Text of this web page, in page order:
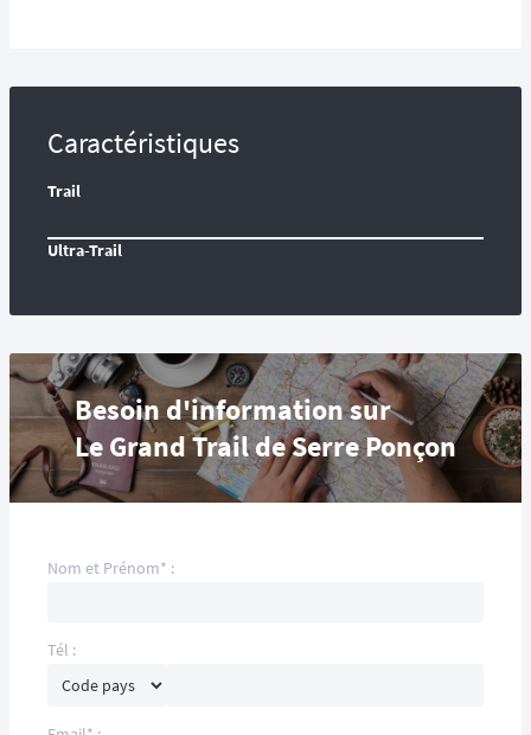
Caractéristiques
Trail
Ultra-Trail
Besoin d'information sur
Le Grand Trail de Serre Ponçon
Nom et Prénom* :
Tél :